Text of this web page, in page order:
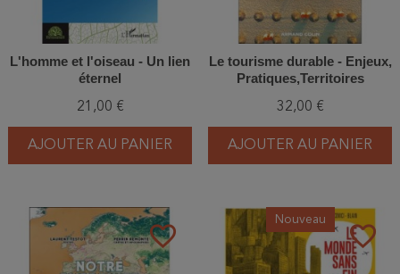
L'homme et l'oiseau - Un lien
éternel
21,00 €
AJOUTER AU PANIER
Le tourisme durable - Enjeux,
Pratiques,Territoires
32,00 €
AJOUTER AU PANIER
favorite_border favorite_border
Nouveau